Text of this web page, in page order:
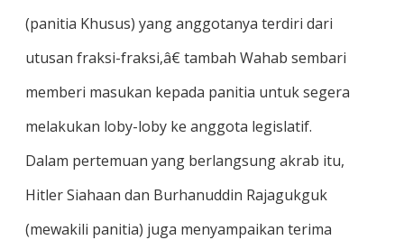
(panitia Khusus) yang anggotanya terdiri dari
utusan fraksi-fraksi,â€ tambah Wahab sembari
memberi masukan kepada panitia untuk segera
melakukan loby-loby ke anggota legislatif.
Dalam pertemuan yang berlangsung akrab itu,
Hitler Siahaan dan Burhanuddin Rajagukguk
(mewakili panitia) juga menyampaikan terima